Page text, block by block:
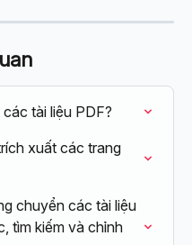
tài liệu PDF?
xuất các trang
chuyển các tài liệu
tìm kiếm và chỉnh